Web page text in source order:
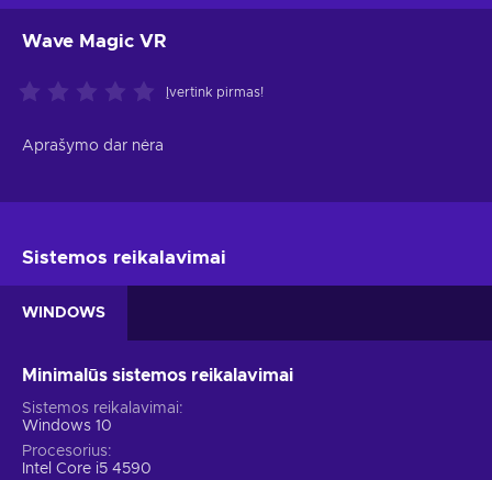
Wave Magic VR
Įvertink pirmas!
Aprašymo dar nėra
Sistemos reikalavimai
WINDOWS
Minimalūs sistemos reikalavimai
Sistemos reikalavimai
Windows 10
Procesorius
Intel Core i5 4590